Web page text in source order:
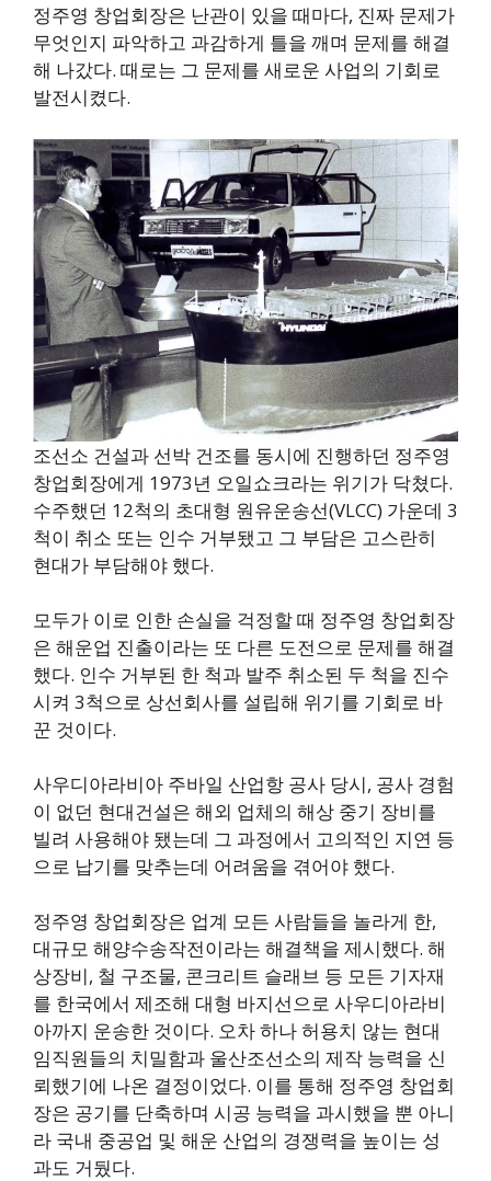
정주영 창업회장은 난관이 있을 때마다, 진짜 문제가
무엇인지 파악하고 과감하게 틀을 깨며 문제를 해결
해 나갔다. 때로는 그 문제를 새로운 사업의 기회로
발전시켰다.
조선소 건설과 선박 건조를 동시에 진행하던 정주영
창업회장에게 1973년 오일쇼크라는 위기가 닥쳤다.
수주했던 12척의 초대형 원유운송선(VLCC) 가운데 3
척이 취소 또는 인수 거부됐고 그 부담은 고스란히
현대가 부담해야 했다.
모두가 이로 인한 손실을 걱정할 때 정주영 창업회장
은 해운업 진출이라는 또 다른 도전으로 문제를 해결
했다. 인수 거부된 한 척과 발주 취소된 두 척을 진수
시켜 3척으로 상선회사를 설립해 위기를 기회로 바
꾼 것이다.
사우디아라비아 주바일 산업항 공사 당시, 공사 경험
이 없던 현대건설은 해외 업체의 해상 중기 장비를
빌려 사용해야 됐는데 그 과정에서 고의적인 지연 등
으로 납기를 맞추는데 어려움을 겪어야 했다.
정주영 창업회장은 업계 모든 사람들을 놀라게 한,
대규모 해양수송작전이라는 해결책을 제시했다. 해
상장비, 철 구조물, 콘크리트 슬래브 등 모든 기자재
를 한국에서 제조해 대형 바지선으로 사우디아라비
아까지 운송한 것이다. 오차 하나 허용치 않는 현대
임직원들의 치밀함과 울산조선소의 제작 능력을 신
뢰했기에 나온 결정이었다. 이를 통해 정주영 창업회
장은 공기를 단축하며 시공 능력을 과시했을 뿐 아니
라 국내 중공업 및 해운 산업의 경쟁력을 높이는 성
과도 거뒀다.